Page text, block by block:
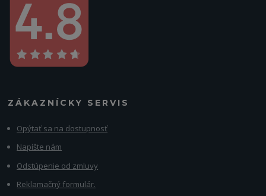
ZÁKAZNÍCKY SERVIS
Opýtať sa na dostupnosť
Napíšte nám
Odstúpenie od zmluvy
Reklamačný formulár.